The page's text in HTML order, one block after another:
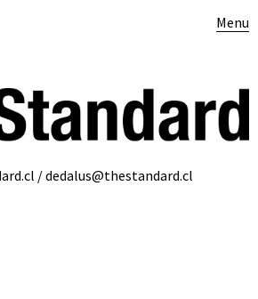
Menu
/ dedalus@thestandard.cl